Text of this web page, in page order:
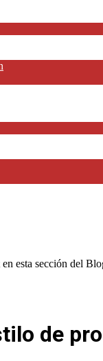
esta sección del
de